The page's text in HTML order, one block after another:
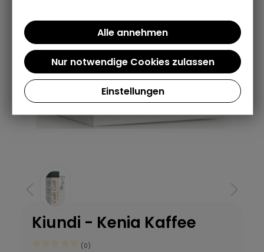
Kiundi - Kenia Kaffee
(0)
Einstellungen